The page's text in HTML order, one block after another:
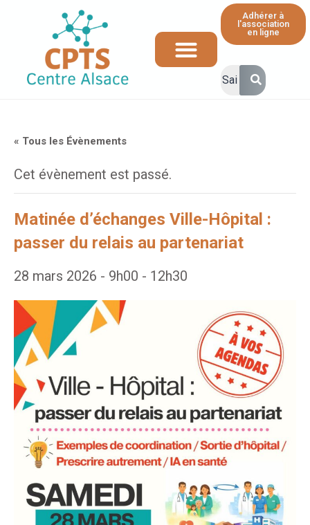
Adhérer à
l'association
en ligne
« Tous les Évènements
Cet évènement est passé.
Matinée d’échanges Ville-Hôpital :
passer du relais au partenariat
28 mars 2026 - 9h00 - 12h30